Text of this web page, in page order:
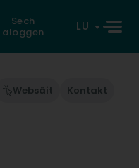
Sech
aloggen
LU
Websäit Kontakt